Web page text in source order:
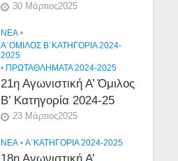
30 Μάρτιος2025
NEA •
Α΄ΟΜΙΛΟΣ Β΄ΚΑΤΗΓΟΡΙΑ 2024-
2025
• ΠΡΩΤΑΘΛΗΜΑΤΑ 2024-2025
21η Αγωνιστική Α’ Όμιλος
Β’ Κατηγορία 2024-25
23 Μάρτιος2025
NEA • Α΄ΚΑΤΗΓΟΡΙΑ 2024-2025